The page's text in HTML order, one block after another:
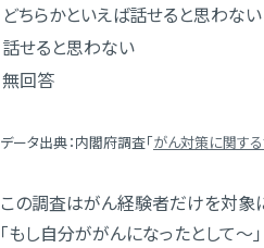
どちらかといえば話せると思わない
話せると思わない
無回答
データ出典：内閣府調査「がん対策に関す
この調査はがん経験者だけを対象
「もし自分ががんになったとして〜